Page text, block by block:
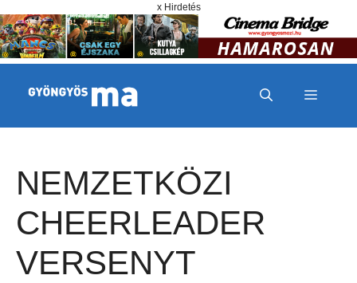
x Hirdetés
MENÜ
NEMZETKÖZI
CHEERLEADER
VERSENYT